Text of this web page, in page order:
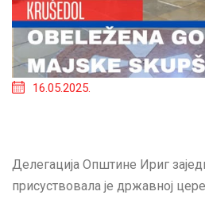
16.05.2025.
Делегација Општине Ириг
присуствовала је државној